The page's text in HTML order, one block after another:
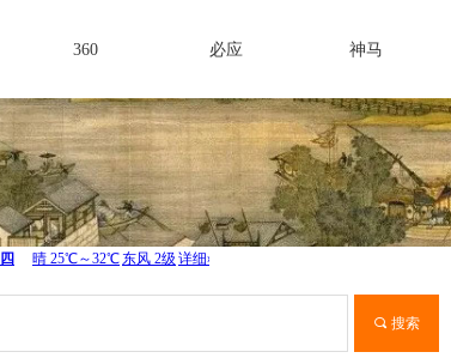
360 必应 神马
끠 搜索